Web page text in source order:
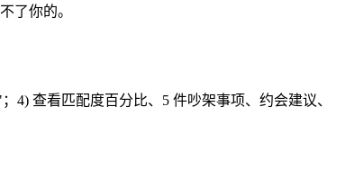
了你的。
4) 查看匹配度百分比、5 件吵架事项、约会建议、